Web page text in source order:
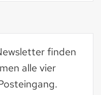
finden
alle vier